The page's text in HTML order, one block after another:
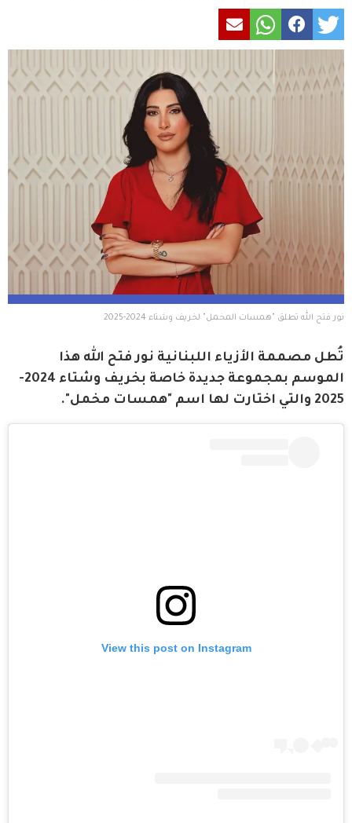
نور فتح الله تطلق "همسات المخمل" لخريف وشتاء 2024-2025
تُطل مصممة الأزياء اللبنانية نور فتح الله هذا
الموسم بمجموعة جديدة خاصة بخريف وشتاء 2024-
2025 والتي اختارت لها اسم "همسات مخمل".
View this post on Instagram